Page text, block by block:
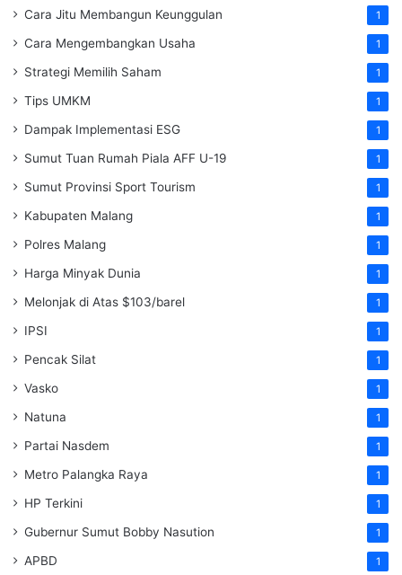
Cara Jitu Membangun Keunggulan 1
Cara Mengembangkan Usaha 1
Strategi Memilih Saham 1
Tips UMKM 1
Dampak Implementasi ESG 1
Sumut Tuan Rumah Piala AFF U-19 1
Sumut Provinsi Sport Tourism 1
Kabupaten Malang 1
Polres Malang 1
Harga Minyak Dunia 1
Melonjak di Atas $103/barel 1
IPSI 1
Pencak Silat 1
Vasko 1
Natuna 1
Partai Nasdem 1
Metro Palangka Raya 1
HP Terkini 1
Gubernur Sumut Bobby Nasution 1
APBD 1